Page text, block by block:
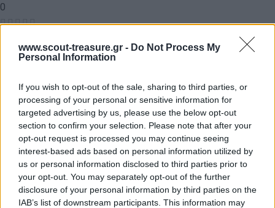
www.scout-treasure.gr - Do Not Process My
Personal Information
If you wish to opt-out of the sale, sharing to third parties, or
processing of your personal or sensitive information for
targeted advertising by us, please use the below opt-out
section to confirm your selection. Please note that after your
opt-out request is processed you may continue seeing
interest-based ads based on personal information utilized by
us or personal information disclosed to third parties prior to
your opt-out. You may separately opt-out of the further
disclosure of your personal information by third parties on the
IAB’s list of downstream participants. This information may
0
Αξιολογήσεις
Δεν υπάρχει καμία αξιολόγηση ακόμη.
Κάνετε την πρώτη αξιολόγηση για το προϊόν: “ΔΑΓΚΩΝΙΕΣ
ΣΤΟΝ ΑΕΡΑ”
Η ηλ. διεύθυνση σας δεν δημοσιεύεται. Τα υποχρεωτικά πεδία
σημειώνονται με*